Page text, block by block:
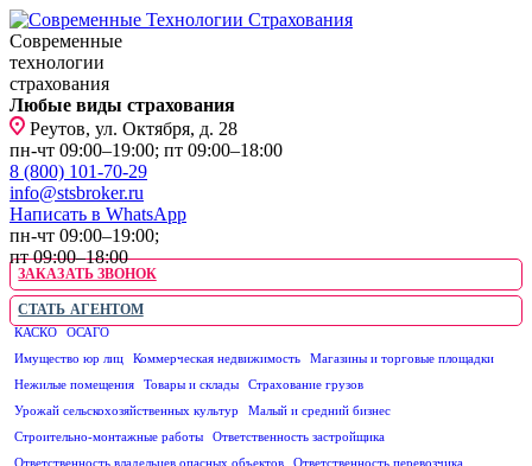
Современные
технологии
страхования
Любые виды страхования
Реутов, ул. Октября, д. 28
пн-чт 09:00–19:00; пт 09:00–18:00
8 (800) 101-70-29
info@stsbroker.ru
Написать в WhatsApp
пн-чт 09:00–19:00;
пт 09:00–18:00
ЗАКАЗАТЬ ЗВОНОК
СТАТЬ АГЕНТОМ
КАСКО ОСАГО
Имущество юр лиц
Коммерческая недвижимость
Магазины и торговые площадки
Нежилые помещения
Товары и склады
Страхование грузов
Урожай сельскохозяйственных культур
Малый и средний бизнес
Строительно-монтажные работы
Ответственность застройщика
Ответственность владельцев опасных объектов
Ответственность перевозчика